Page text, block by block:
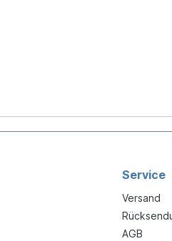
Service
Versand
AGB